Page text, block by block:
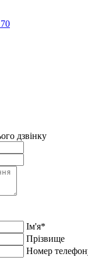
дзвінку
Ім'я*
Прiзвище
Номер